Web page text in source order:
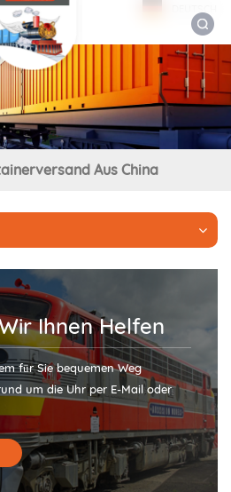
Aus China
Ihnen Helfen
für Sie bequemen Weg
um die Uhr per E-Mail oder